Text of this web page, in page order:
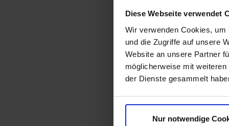
Diese Webseite verwendet
Wir verwenden Cookies,
und die Zugriffe auf unsere
Website an unsere Partner
möglicherweise mit
der Dienste gesammelt
Nur notwendige